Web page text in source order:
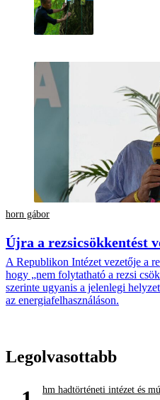
horn gábor
Újra a rezsicsökkentést
A Republikon Intézet vezetője a
hogy „nem folytatható a rezsi
szerinte ugyanis a jelenlegi
az energiafelhasználáson.
Legolvasottabb
hm hadtörténeti intézet és